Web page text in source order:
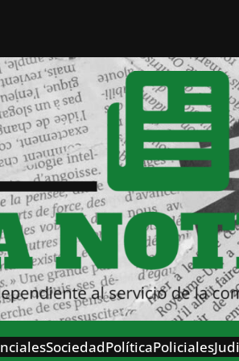
SociedadPolíticaPoliciales